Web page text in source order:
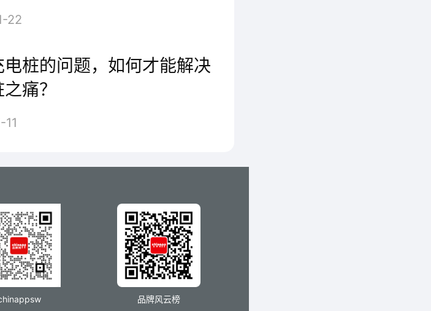
星星充电StarCharge
查看详情
标，在智能电网/轨道交
/电力电子/节能环保等领
案和产品设备。
22
电桩的问题，如何才能解决
痛？
品牌风云榜